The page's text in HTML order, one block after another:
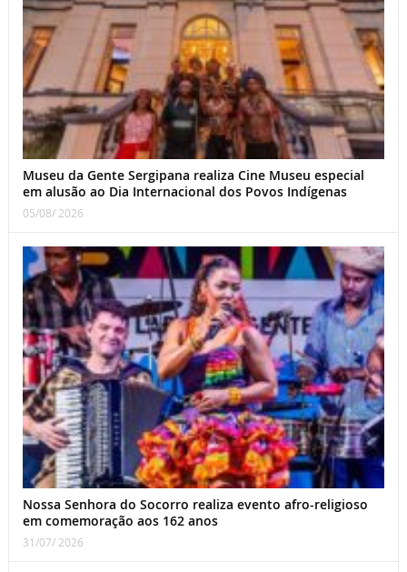
Museu da Gente Sergipana realiza Cine Museu especial
em alusão ao Dia Internacional dos Povos Indígenas
05/08/ 2026
Nossa Senhora do Socorro realiza evento afro-religioso
em comemoração aos 162 anos
31/07/ 2026